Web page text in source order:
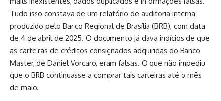
Tudo isso constava de um relatório de auditoria interna
produzido pelo Banco Regional de Brasília (BRB), com data
de 4 de abril de 2025. O documento já dava indícios de que
as carteiras de créditos consignados adquiridas do Banco
Master, de Daniel Vorcaro, eram falsas. O que não impediu
que o BRB continuasse a comprar tais carteiras até o mês
de maio.